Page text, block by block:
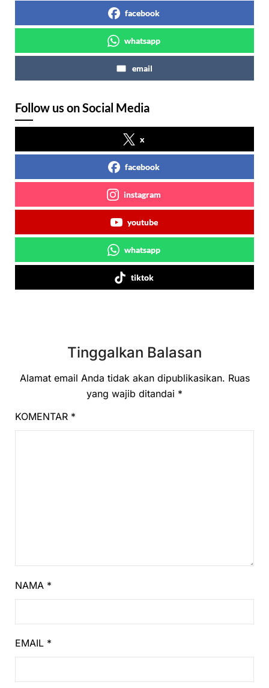
facebook
whatsapp
email
Follow us on Social Media
x
facebook
instagram
youtube
whatsapp
tiktok
Tinggalkan Balasan
Alamat email Anda tidak akan dipublikasikan. Ruas
yang wajib ditandai *
KOMENTAR *
NAMA *
EMAIL *